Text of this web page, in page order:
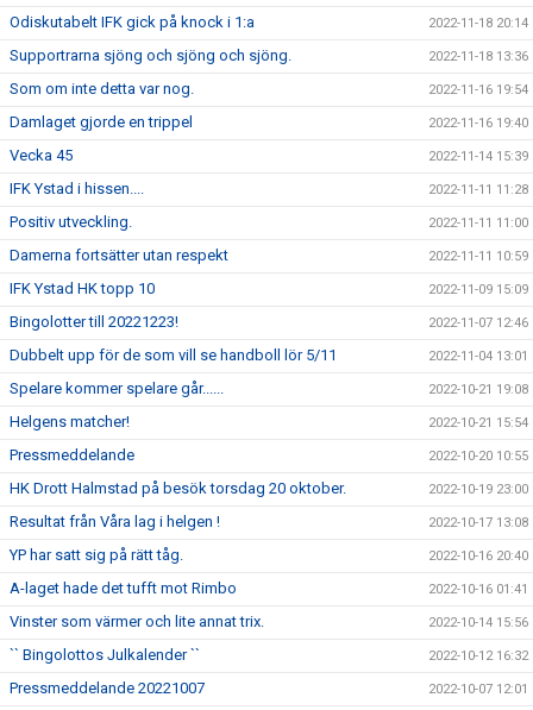
Odiskutabelt IFK gick på knock i 1:a 2022-11-18 20:14
Supportrarna sjöng och sjöng och sjöng. 2022-11-18 13:36
Som om inte detta var nog. 2022-11-16 19:54
Damlaget gjorde en trippel 2022-11-16 19:40
Vecka 45 2022-11-14 15:39
IFK Ystad i hissen.... 2022-11-11 11:28
Positiv utveckling. 2022-11-11 11:00
Damerna fortsätter utan respekt 2022-11-11 10:59
IFK Ystad HK topp 10 2022-11-09 15:09
Bingolotter till 20221223! 2022-11-07 12:46
Dubbelt upp för de som vill se handboll lör 5/11 2022-11-04 13:01
Spelare kommer spelare går...... 2022-10-21 19:08
Helgens matcher! 2022-10-21 15:54
Pressmeddelande 2022-10-20 10:55
HK Drott Halmstad på besök torsdag 20 oktober. 2022-10-19 23:00
Resultat från Våra lag i helgen ! 2022-10-17 13:08
YP har satt sig på rätt tåg. 2022-10-16 20:40
A-laget hade det tufft mot Rimbo 2022-10-16 01:41
Vinster som värmer och lite annat trix. 2022-10-14 15:56
`` Bingolottos Julkalender `` 2022-10-12 16:32
Pressmeddelande 20221007 2022-10-07 12:01